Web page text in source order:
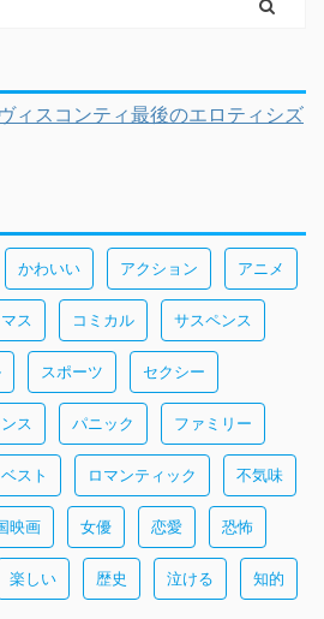
スコンティ最後のエロティシズ
かわいい アクション アニメ
ス コミカル サスペンス
スポーツ セクシー
ス パニック ファミリー
スト ロマンティック 不気味
映画 女優 恋愛 恐怖
楽しい 歴史 泣ける 知的